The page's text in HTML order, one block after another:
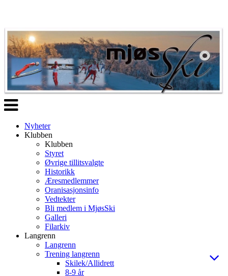
Veksle
navigasjon
Nyheter
Klubben
Klubben
Styret
Øvrige tillitsvalgte
Historikk
Æresmedlemmer
Oranisasjonsinfo
Vedtekter
Bli medlem i MjøsSki
Galleri
Filarkiv
Langrenn
Langrenn
Trening langrenn
Skilek/Allidrett
8-9 år